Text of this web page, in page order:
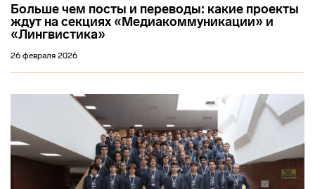
Больше чем посты и переводы: какие проекты
ждут на секциях «Медиакоммуникации» и
«Лингвистика»
26 февраля 2026